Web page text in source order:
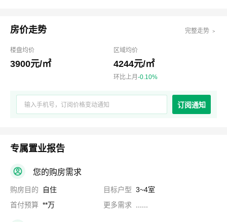
房价走势 完整走势 ﹥
楼盘均价
3900元/㎡
区域均价
4244元/㎡
环比上月 -0.10%
订阅通知
专属置业报告
您的购房需求
购房目的 自住 目标户型 3~4室
首付预算 **万 更多需求